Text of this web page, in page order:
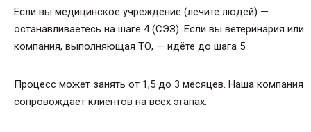
Если вы медицинское учреждение (лечите людей) —
останавливаетесь на шаге 4 (СЭЗ). Если вы ветеринария или
компания, выполняющая ТО, — идёте до шага 5.
Процесс может занять от 1,5 до 3 месяцев. Наша компания
сопровождает клиентов на всех этапах.